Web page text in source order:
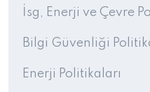
İsg, Enerji ve Çevre
Bilgi Güvenliği
Enerji Politikaları